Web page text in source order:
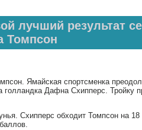
лучший результат
Томпсон
Ямайская спортсменка
Дафна Схипперс. Тройку
Схипперс обходит Томпсон на